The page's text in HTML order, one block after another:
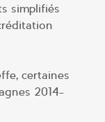
simplifiés
certaines
2014-